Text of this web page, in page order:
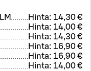
LM Hinta: 14,30 €
Hinta: 14,00 €
Hinta: 14,30 €
Hinta: 16,90 €
Hinta: 16,90 €
Hinta: 14,00 €